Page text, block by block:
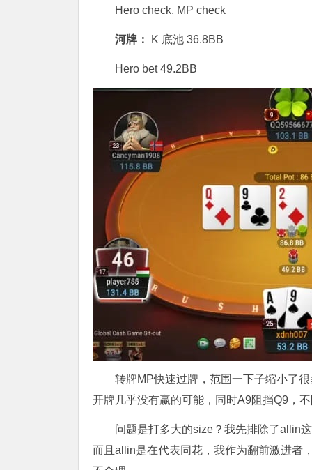
Hero check, MP check
河牌： K 底池 36.8BB
Hero bet 49.2BB
转牌MP快速过牌，范围一下子缩小了
开牌几乎没有赢的可能，同时A9阻挡Q9，
问题是打多大的size？我先排除了allin
而且allin是在代表同花，我作为翻前激进者